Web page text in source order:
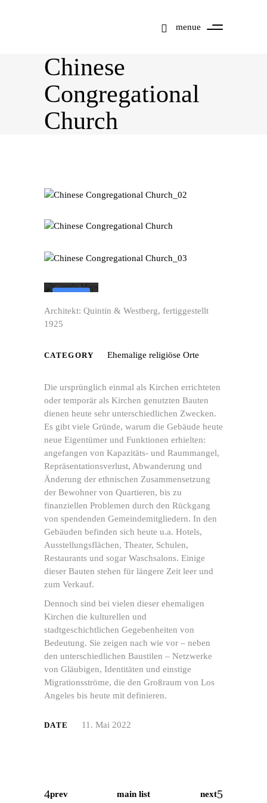
menue
Chinese
Congregational
Church
Mit dem Laden der
Datenschutzerklärung
von Google.
laden
Architekt: Quintin & Westberg, fertiggestellt
1925
CATEGORY Ehemalige religiöse Orte
Die ursprünglich einmal als Kirchen errichteten
oder temporär als Kirchen genutzten Bauten
dienen heute sehr unterschiedlichen Zwecken.
Es gibt viele Gründe, warum die Gebäude heute
neue Eigentümer und Funktionen erhielten:
angefangen von Kapazitäts- und Raummangel,
Repräsentationsverlust, Abwanderung und
Änderung der ethnischen Zusammensetzung
der Bewohner von Quartieren, bis zu
finanziellen Problemen durch den Rückgang
von spendenden Gemeindemitgliedern. In den
Gebäuden befinden sich heute u.a. Hotels,
Ausstellungsflächen, Theater, Schulen,
Restaurants und sogar Waschsalons. Einige
dieser Bauten stehen für längere Zeit leer und
zum Verkauf.
Dennoch sind bei vielen dieser ehemaligen
Kirchen die kulturellen und
stadtgeschichtlichen Gegebenheiten von
Bedeutung. Sie zeigen nach wie vor – neben
den unterschiedlichen Baustilen – Netzwerke
von Gläubigen, Identitäten und einstige
Migrationsströme, die den Großraum von Los
Angeles bis heute mit definieren.
DATE 11. Mai 2022
prev main list next
der